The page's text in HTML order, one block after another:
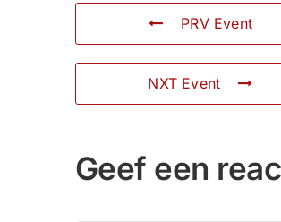
PRV Event
NXT Event
Geef een